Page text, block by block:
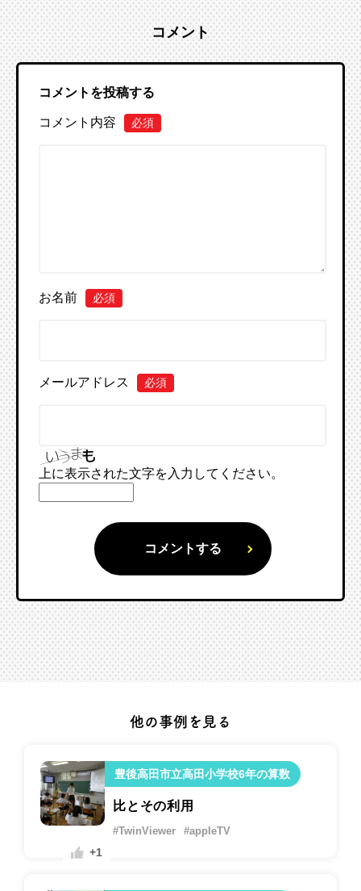
コメント
コメントを投稿する
コメント内容 必須
お名前 必須
メールアドレス 必須
上に表示された文字を入力してください。
他の事例を見る
豊後高田市立高田小学校6年の算数
+1
比とその利用
#TwinViewer #appleTV